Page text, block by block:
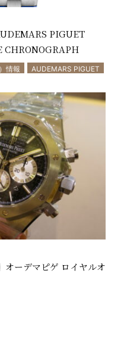
PIGUET
CHRONOGRAPH
情報 AUDEMARS PIGUET
オーデマピゲ ロイヤルオ